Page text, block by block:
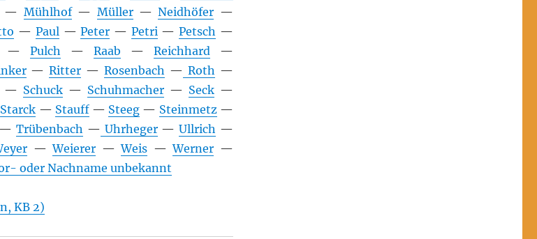
Mühlhof— Müller—Neidhöfer —
— Paul —Peter — Petri —Petsch —
— Pulch — Raab — Reichhard —
—Ritter —Rosenbach — Roth —
— Schuck— Schuhmacher— Seck—
Starck — Stauff— Steeg — Steinmetz—
—Trübenbach — Uhrheger—Ullrich —
—Weierer —Weis —Werner —
oder Nachname unbekannt
KB 2)